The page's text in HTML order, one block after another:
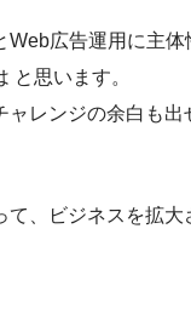
Web広告運用に主
と思います。
ャレンジの余白も出
て、ビジネスを拡